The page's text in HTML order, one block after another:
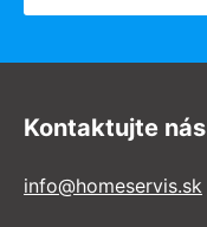
Kontaktujte nás
info@homeservis.sk